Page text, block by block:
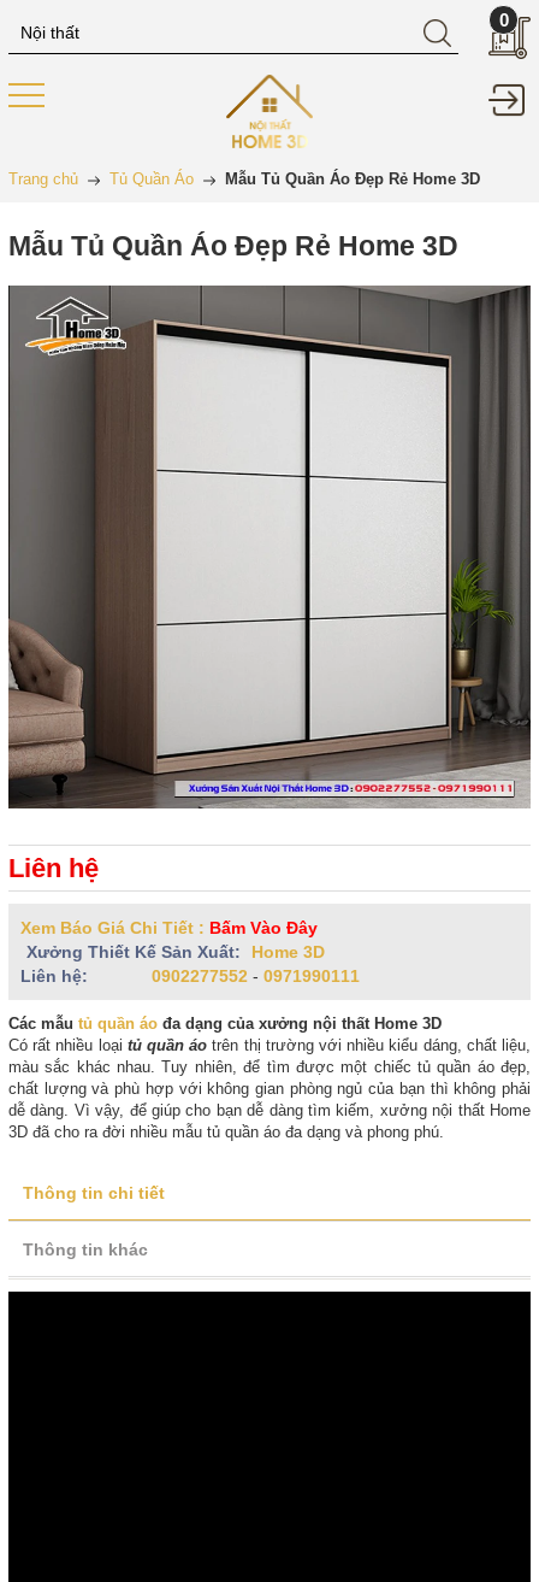
0
Trang chủ Tủ Quần Áo Mẫu Tủ Quần Áo Đẹp Rẻ Home 3D
Mẫu Tủ Quần Áo Đẹp Rẻ Home 3D
Liên hệ
Xem Báo Giá Chi Tiết : Bấm Vào Đây
Xưởng Thiết Kế Sản Xuất:
Home 3D
Liên hệ:
0902277552 - 0971990111
Các mẫu tủ quần áo đa dạng của xưởng nội thất Home 3D
Có rất nhiều loại tủ quần áo trên thị trường với nhiều kiểu dáng, chất liệu,
màu sắc khác nhau. Tuy nhiên, để tìm được một chiếc tủ quần áo đẹp,
chất lượng và phù hợp với không gian phòng ngủ của bạn thì không phải
dễ dàng. Vì vậy, để giúp cho bạn dễ dàng tìm kiếm, xưởng nội thất Home
3D đã cho ra đời nhiều mẫu tủ quần áo đa dạng và phong phú.
Thông tin chi tiết
Thông tin khác